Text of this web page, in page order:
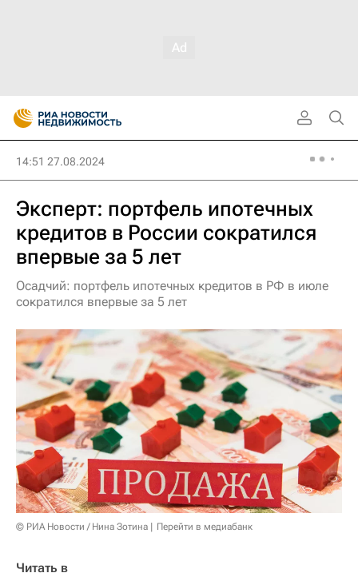
14:51 27.08.2024
Эксперт: портфель ипотечных
кредитов в России сократился
впервые за 5 лет
Осадчий: портфель ипотечных кредитов в РФ в июле
сократился впервые за 5 лет
© РИА Новости / Нина Зотина Перейти в медиабанк
Читать в